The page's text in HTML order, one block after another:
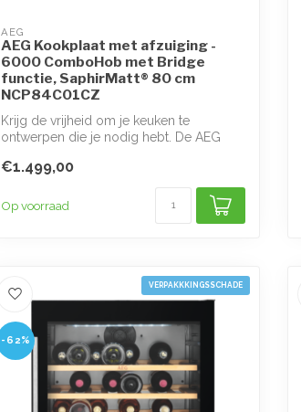
AEG
AEG Kookplaat met afzuiging -
6000 ComboHob met Bridge
functie, SaphirMatt® 80 cm
NCP84C01CZ
Krijg de vrijheid om je keuken te
ontwerpen die je nodig hebt. De AEG
€1.499,00
Op voorraad
VERPAKKKINGSSCHADE
-62%